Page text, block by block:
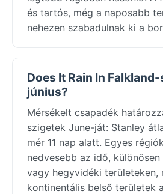
és tartós, még a naposabb
nehezen szabadulnak ki a
Does It Rain In
június?
Mérsékelt csapadék
szigetek June-ját: Stanley
mér 11 nap alatt. Egyes
nedvesebb az idő,
vagy hegyvidéki területeken,
kontinentális belső területek